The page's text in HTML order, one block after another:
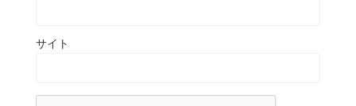
サイト